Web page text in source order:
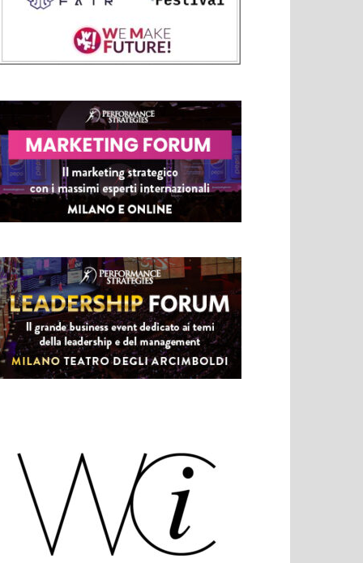
Grado di Maggiore, è nominata Responsabile
Nazionale delle Infermiere Volontarie di CRI. Nel
novembre/dicembre !997 è in prima linea
nell’emergenza per il terremoto Marche Umbria e
dell’Interno con firma dell’allora Ministro Giorgio
Napolitano nel luglio del 1998. Nel giugno del
1999 è Istruttrice DIU e, in seguito, Istruttrice
Qualificata DIU nei conflitti armati. Nel 2001
consegue il Diploma di Specialista PSOs come
Osservatore e controllore Militare per operazioni
di Peace Keeping ovvero operazioni militari